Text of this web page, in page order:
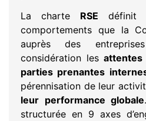
La charte RSE définit
comportements que la
auprès des
considération les
parties prenantes
pérennisation de leur
leur performance globale
structurée en 9 axes